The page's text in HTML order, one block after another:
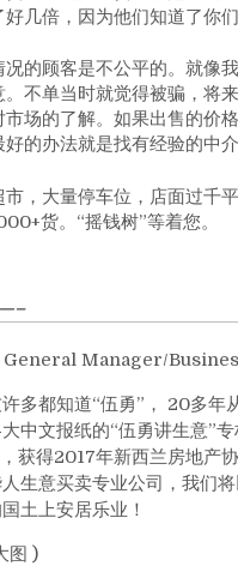
几倍，因为他们知道了你们
的顾客是不公平的。就像
不单当时就觉得被骗，将
场的了解。如果出售的价
的办法就是找有经验的中
，大量停车位，店面过
货。“摇钱树”等着您。
General Manager/
多都知道“伍勇”， 20多
中文报纸的“伍勇讲生意
获得2017年新西兰房地产
生意买卖专业公司，我们
土上安居乐业！
图 )